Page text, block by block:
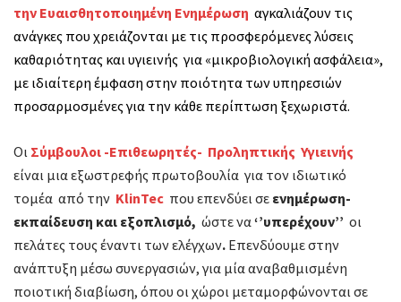
την Ευαισθητοποιημένη Ενημέρωση αγκαλιάζουν τις
ανάγκες που χρειάζονται με τις προσφερόμενες λύσεις
καθαριότητας και υγιεινής για «μικροβιολογική ασφάλεια»,
με ιδιαίτερη έμφαση στην ποιότητα των υπηρεσιών
προσαρμοσμένες για την κάθε περίπτωση ξεχωριστά.
Οι Σύμβουλοι -Επιθεωρητές- Προληπτικής Υγιεινής
είναι μια εξωστρεφής πρωτοβουλία για τον ιδιωτικό
τομέα από την KlinTec που επενδύει σε ενημέρωση-
εκπαίδευση και εξοπλισμό, ώστε να‘’υπερέχουν’’ οι
πελάτες τους έναντι των ελέγχων. Επενδύουμε στην
ανάπτυξη μέσω συνεργασιών, για μία αναβαθμισμένη
ποιοτική διαβίωση, όπου οι χώροι μεταμορφώνονται σε